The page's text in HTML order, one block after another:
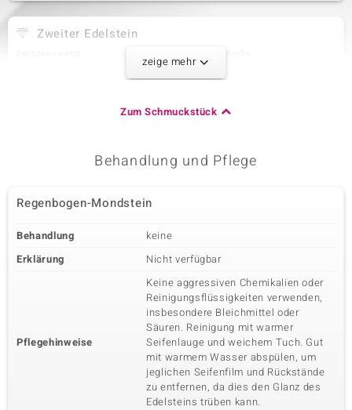
Zweiter Edelstein
Regenbogen-Mondstein 2 à 8x4 mm
Marquise-Cabochon
Edelsteinvarietät
Karatgewicht Summe
0,251 ct Rundschliff
Tansania
zeige mehr
Zum Schmuckstück
Behandlung und Pflege
Regenbogen-Mondstein
Behandlung
keine
Erklärung
Nicht verfügbar
Pflegehinweise
Keine aggressiven Chemikalien oder
Reinigungsflüssigkeiten verwenden,
insbesondere Bleichmittel oder
Säuren. Reinigung mit warmer
Seifenlauge und weichem Tuch. Gut
mit warmem Wasser abspülen, um
jeglichen Seifenfilm und Rückstände
zu entfernen, da dies den Glanz des
Edelsteins trüben kann.